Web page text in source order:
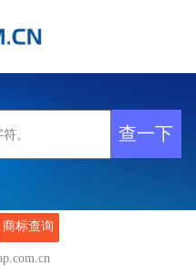
商标查询